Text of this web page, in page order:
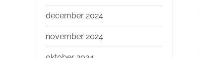
december 2024
november 2024